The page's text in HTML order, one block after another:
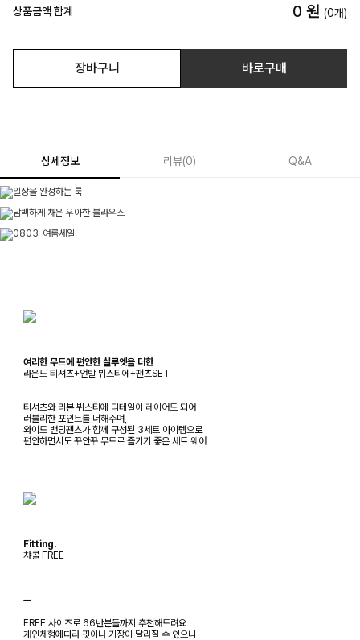
상품금액 합계 0 원 (0개)
장바구니 바로구매
상세정보 리뷰(0) Q&A
여리한 무드에 편안한 실루엣을 더한
라운드 티셔츠+언발 뷔스티에+팬츠SET
티셔츠와 리본 뷔스티에 디테일이 레이어드 되어
러블리한 포인트를 더해주며,
와이드 밴딩팬츠가 함께 구성된 3세트 아이템으로
편안하면서도 꾸안꾸 무드로 즐기기 좋은 세트 웨어
Fitting.
챠콜 FREE
ㅡ
FREE 사이즈로 66반분들까지 추천해드려요
개인체형에따라 핏이나 기장이 달라질 수 있으니